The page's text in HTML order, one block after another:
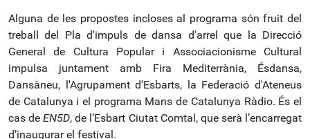
Alguna de les propostes incloses al programa són fruit del
treball del Pla d'impuls de dansa d'arrel que la Direcció
General de Cultura Popular i Associacionisme Cultural
impulsa juntament amb Fira Mediterrània, Ésdansa,
Dansàneu, l'Agrupament d'Esbarts, la Federació d'Ateneus
de Catalunya i el programa Mans de Catalunya Ràdio. És el
cas deEN5D, de l’Esbart Ciutat Comtal, que serà l’encarregat
d’inaugurar el festival.